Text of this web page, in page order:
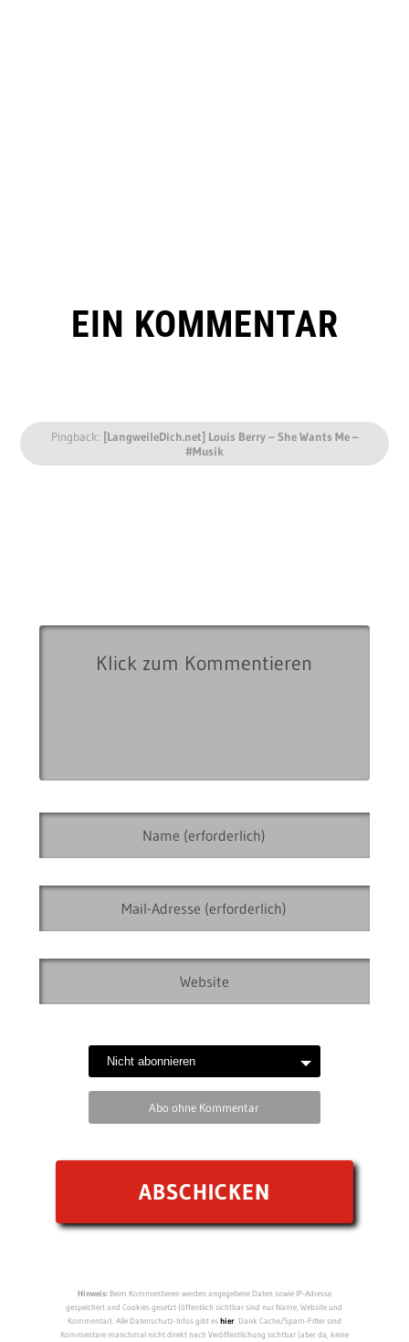
EIN KOMMENTAR
Pingback: [LangweileDich.net] Louis Berry – She Wants Me –
#Musik
Abo ohne Kommentar
Hinweis:Beim Kommentieren werden angegebene Daten sowie IP-Adresse
gespeichert und Cookies gesetzt (öffentlich sichtbar sind nur Name, Website und
Kommentar). Alle Datenschutz-Infos gibt eshier. Dank Cache/Spam-Filter sind
Kommentare manchmal nicht direkt nach Veröffentlichung sichtbar (aber da, keine